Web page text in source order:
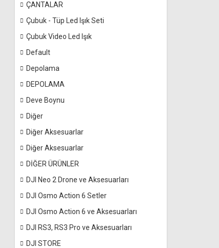
ÇANTALAR
Çubuk - Tüp Led Işık Seti
Çubuk Video Led Işık
Default
Depolama
DEPOLAMA
Deve Boynu
Diğer
Diğer Aksesuarlar
Diğer Aksesuarlar
DİĞER ÜRÜNLER
DJI Neo 2 Drone ve Aksesuarları
DJI Osmo Action 6 Setler
DJI Osmo Action 6 ve Aksesuarları
DJI RS3, RS3 Pro ve Aksesuarları
DJI STORE